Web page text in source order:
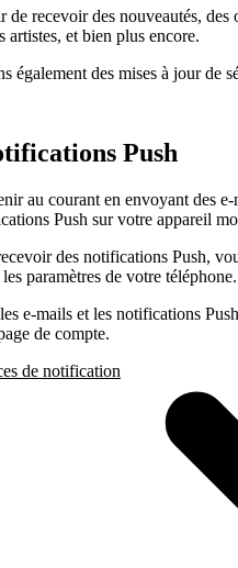
de recevoir des nouveautés, des
artistes, et bien plus encore.
également des mises à jour de
Push
au courant en envoyant des
Push sur votre appareil
des notifications Push,
paramètres de votre téléphone.
e-mails et les notifications
de compte.
de notification